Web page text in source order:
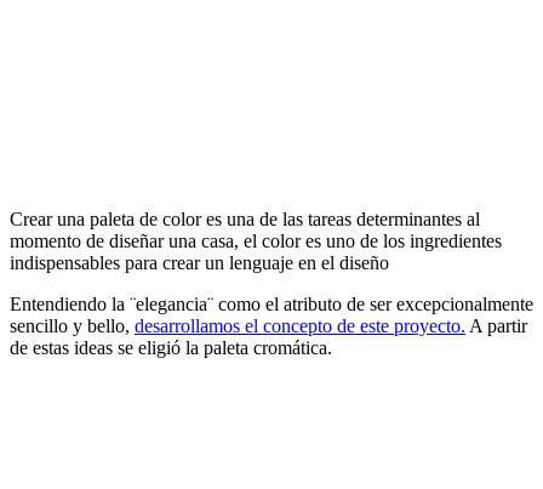
Crear una paleta de color es una de las tareas determinantes al
momento de diseñar una casa, el color es uno de los ingredientes
indispensables para crear un lenguaje en el diseño
Entendiendo la ¨elegancia¨ como el atributo de ser excepcionalmente
sencillo y bello, desarrollamos el concepto de este proyecto. A partir
de estas ideas se eligió la paleta cromática.